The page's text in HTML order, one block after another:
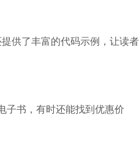
供了丰富的代码示例，让读者
子书，有时还能找到优惠价